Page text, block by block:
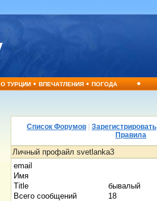
О ТУРЦИИ•ВПЕЧАТЛЕНИЯ•ПОГОДА •
Список Форумов Зарегистрировать
Правила
Личный профайл svetlanka3
email
Имя
Title
бывалый
Всего сообщений
18